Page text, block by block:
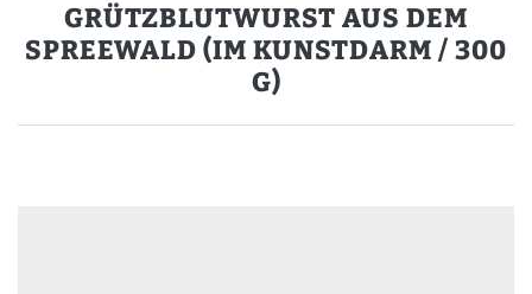
GRÜTZBLUTWURST AUS DEM
SPREEWALD (IM KUNSTDARM / 300
G)